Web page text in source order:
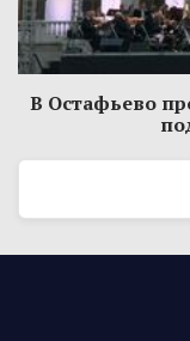
В Остафьево